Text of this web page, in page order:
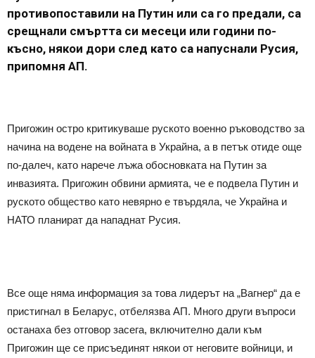
противопоставили на Путин или са го предали, са
срещнали смъртта си месеци или години по-
късно, някои дори след като са напуснали Русия,
припомня АП.
Пригожин остро критикуваше руското военно ръководство за
начина на водене на войната в Украйна, а в петък отиде още
по-далеч, като нарече лъжа обосновката на Путин за
инвазията. Пригожин обвини армията, че е подвела Путин и
руското общество като невярно е твърдяла, че Украйна и
НАТО планират да нападнат Русия.
Все още няма информация за това лидерът на „Вагнер“ да е
пристигнал в Беларус, отбелязва АП. Много други въпроси
останаха без отговор засега, включително дали към
Пригожин ще се присъединят някои от неговите войници, и